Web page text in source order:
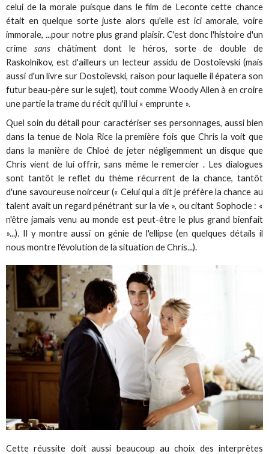
celui de la morale puisque dans le film de Leconte cette chance
était en quelque sorte juste alors qu'elle est ici amorale, voire
immorale, ...pour notre plus grand plaisir. C'est donc l'histoire d'un
crime sanschâtiment dont le héros, sorte de double de
Raskolnikov, est d'ailleurs un lecteur assidu de Dostoïevski (mais
aussi d'un livre sur Dostoïevski, raison pour laquelle il épatera son
futur beau-père sur le sujet), tout comme Woody Allen à en croire
une partie la trame du récit qu'il lui « emprunte ».
Quel soin du détail pour caractériser ses personnages, aussi bien
dans la tenue de Nola Rice la première fois que Chris la voit que
dans la manière de Chloé de jeter négligemment un disque que
Chris vient de lui offrir, sans même le remercier . Les dialogues
sont tantôt le reflet du thème récurrent de la chance, tantôt
d'une savoureuse noirceur (« Celui qui a dit je préfère la chance au
talent avait un regard pénétrant sur la vie », ou citant Sophocle : «
n'être jamais venu au monde est peut-être le plus grand bienfait
»...). Il y montre aussi on génie de l'ellipse (en quelques détails il
nous montre l'évolution de la situation de Chris...).
Cette réussite doit aussi beaucoup au choix des interprètes